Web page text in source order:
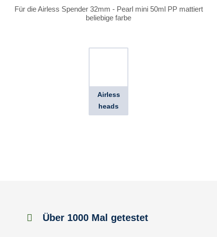
Für die Airless Spender 32mm - Pearl mini 50ml PP mattiert
beliebige farbe
Airless
heads
Über 1000 Mal getestet